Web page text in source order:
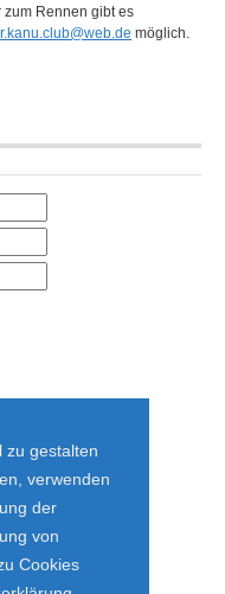
zu gestalten
verwenden
der
von
Cookies
Rennen gibt es
möglich.